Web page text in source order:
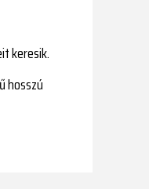
keresik.
hosszú